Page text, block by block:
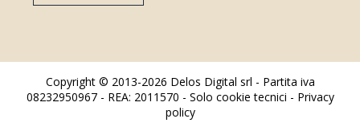
Copyright © 2013-2026 Delos Digital srl - Partita iva
08232950967 - REA: 2011570 - Solo cookie tecnici - Privacy
policy